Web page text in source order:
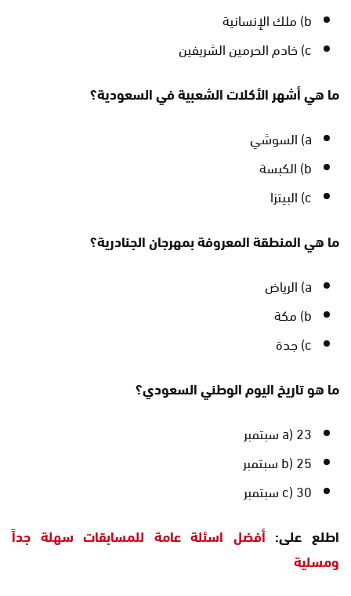
b) ملك الإنسانية
c) خادم الحرمين الشريفين
ما هي أشهر الأكلات الشعبية في السعودية؟
a) السوشي
b) الكبسة
c) البيتزا
ما هي المنطقة المعروفة بمهرجان الجنادرية؟
a) الرياض
b) مكة
c) جدة
ما هو تاريخ اليوم الوطني السعودي؟
a) 23 سبتمبر
b) 25 سبتمبر
c) 30 سبتمبر
اطلع على:أفضل اسئلة عامة للمسابقات سهلة جداً
ومسلية